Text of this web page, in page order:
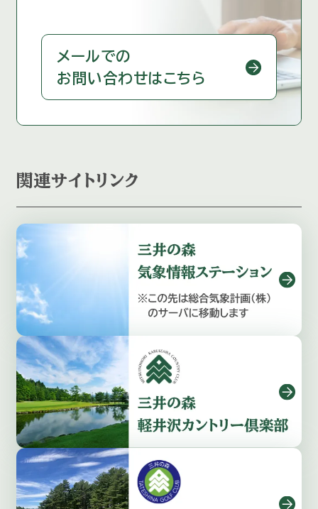
メールでの
お問い合わせはこちら
関連サイトリンク